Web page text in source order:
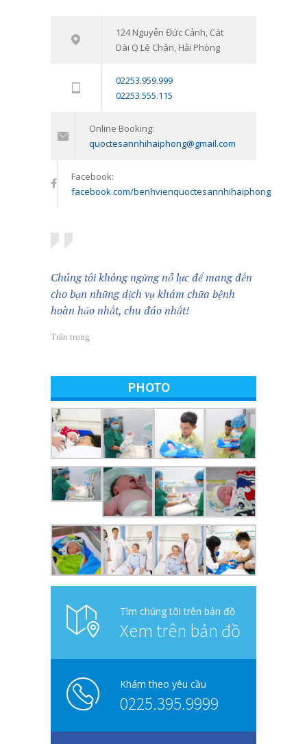
Tham vấn – Trị liệu tâm lý trẻ em và
trẻ vị thành niên: Đồng hành cùng
tâm lý
124 Nguyễn Đức Cảnh, Cát
Dài Q Lê Chân, Hải Phòng
02253.959.999
02253.555.115
Online Booking:
quoctesannhihaiphong@gmail.com
Facebook:
facebook.com/benhvienquoctesannhihaiphong
Chúng tôi không ngừng nỗ lực để mang đến
cho bạn những dịch vụ khám chữa bệnh
hoàn hảo nhất, chu đáo nhất!
Trân trọng
PHOTO
Tìm chúng tôi trên bản đồ
Xem trên bản đồ
Khám theo yêu cầu
0225.395.9999